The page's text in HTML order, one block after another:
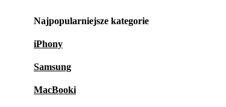
Najpopularniejsze kategorie
iPhony
Samsung
MacBooki